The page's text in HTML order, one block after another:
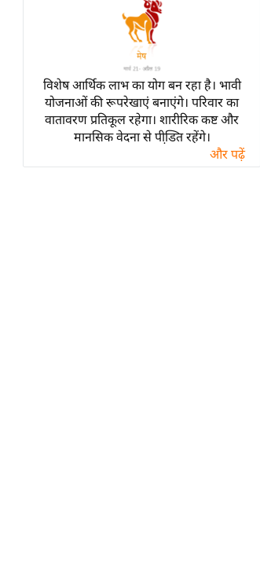
व्रत
त्योहार
राशिफल
विश्लेषण
विशेष आर्थिक लाभ का योग बन रहा है। भावी
योजनाओं की रूपरेखाएं बनाएंगे। परिवार का
वातावरण प्रतिकूल रहेगा। शारीरिक कष्ट और
मानसिक वेदना से पीडि़त रहेंगे।
और पढ़ें